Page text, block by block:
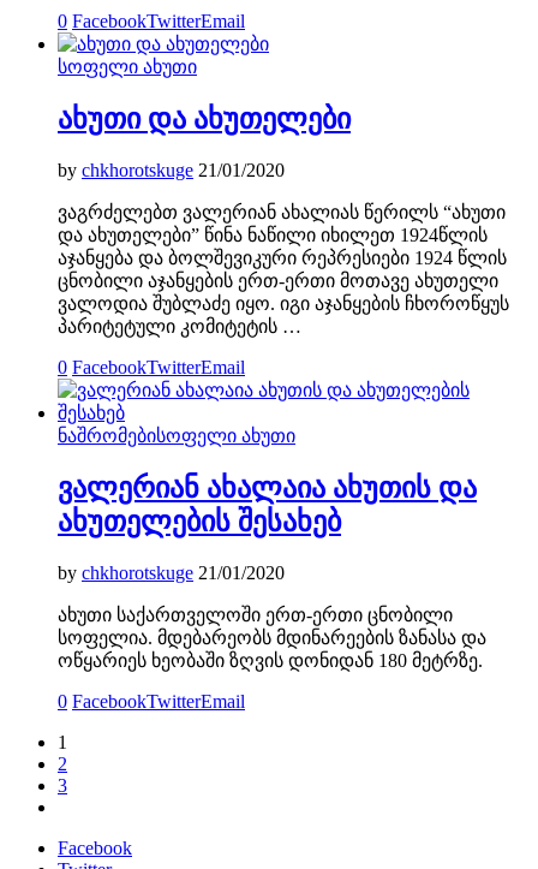
0 FacebookTwitterEmail
სოფელი ახუთი
ახუთი და ახუთელები
by chkhorotskuge 21/01/2020
ვაგრძელებთ ვალერიან ახალიას წერილს “ახუთი
და ახუთელები” წინა ნაწილი იხილეთ 1924წლის
აჯანყება და ბოლშევიკური რეპრესიები 1924 წლის
ცნობილი აჯანყების ერთ-ერთი მოთავე ახუთელი
ვალოდია შუბლაძე იყო. იგი აჯანყების ჩხოროწყუს
პარიტეტული კომიტეტის …
0 FacebookTwitterEmail
ნაშრომებისოფელი ახუთი
ვალერიან ახალაია ახუთის და
ახუთელების შესახებ
by chkhorotskuge 21/01/2020
ახუთი საქართველოში ერთ-ერთი ცნობილი
სოფელია. მდებარეობს მდინარეების ზანასა და
ოწყარიეს ხეობაში ზღვის დონიდან 180 მეტრზე.
0 FacebookTwitterEmail
1
2
3
Facebook